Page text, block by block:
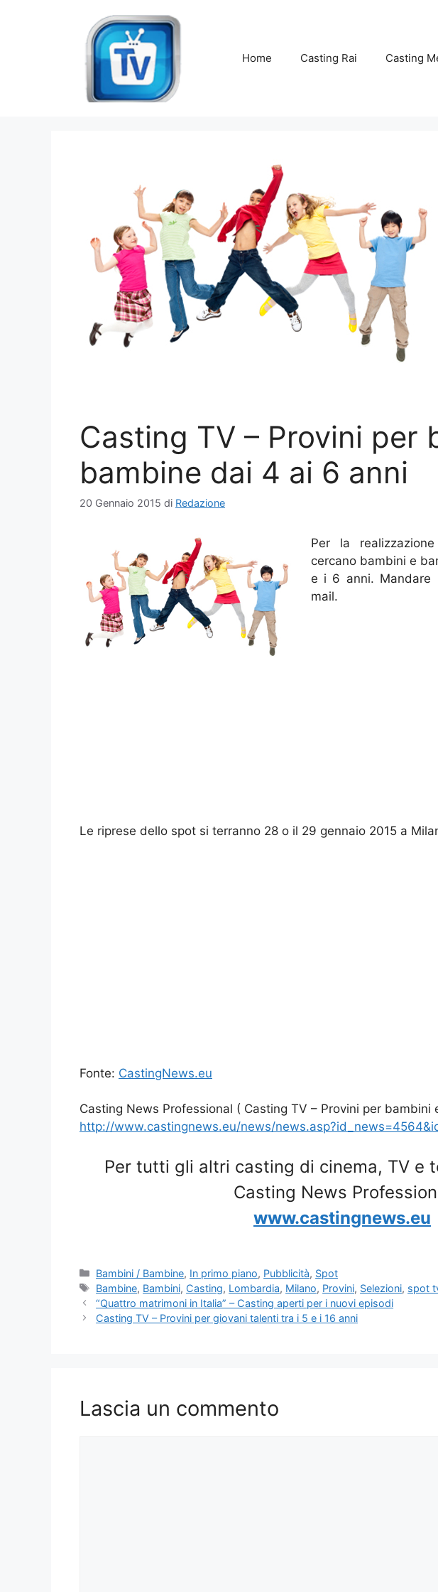
Home Casting Rai Casting
Casting TV – Provini per
bambine dai 4 ai 6 anni
20 Gennaio 2015 di Redazione
Per la
cercano bambini e
e i 6 anni.
mail.
Le riprese dello spot si terranno 28 o il 29 gennaio 2015 a
Fonte: CastingNews.eu
Casting News Professional ( Casting TV – Provini per bambini
http://www.castingnews.eu/news/
Per tutti gli altri casting di cinema, TV e
Casting News
www.castingnews.eu
Categorie
Bambini / Bambine, In primo piano, Pubblicità, Spot
Tag
Bambine, Bambini, Casting, Lombardia, Milano, Provini, Selezioni, spot
“Quattro matrimoni in Italia” – Casting aperti per i nuovi episodi
Casting TV – Provini per giovani talenti tra i 5 e i 16 anni
Lascia un commento